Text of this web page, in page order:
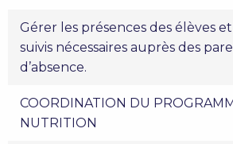
Gérer les présences des élèves
suivis nécessaires auprès des
d’absence.
COORDINATION DU
NUTRITION